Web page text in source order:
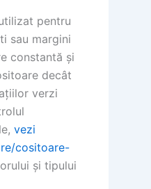
pentru
sau margini
constantă și
decât
verzi
vezi
cositoare-
și tipului